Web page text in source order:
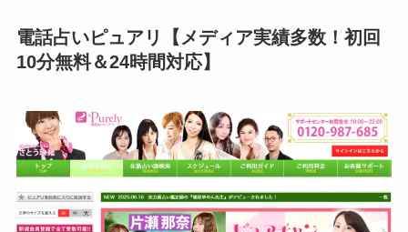
電話占いピュアリ【メディア実績多数！初回
10分無料＆24時間対応】